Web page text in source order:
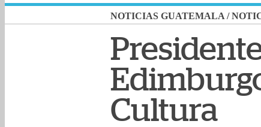
NOTICIAS GUATEMALA /
Cultura